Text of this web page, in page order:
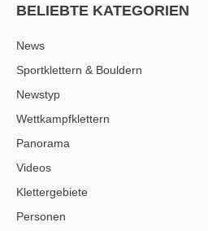
BELIEBTE KATEGORIEN
News
Sportklettern & Bouldern
Newstyp
Wettkampfklettern
Panorama
Videos
Klettergebiete
Personen